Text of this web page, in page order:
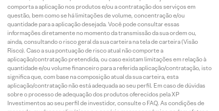
comporta a aplicação nos produtos e/ou a contratação dos serviços em
questão, bem como se há limitações de volume, concentração e/ou
quantidade para a aplicação desejada. Você pode consultar essas
informações diretamente no momento da transmissão da sua ordem ou,
ainda, consultando o risco geral da sua carteira na tela de carteira (Visão
Risco). Caso a sua pontuação de risco atual não comporte a
aplicação/contratação pretendida, ou caso existam limitações em relação à
quantidade e/ou volume financeiro para a referida aplicação/contratação, isto
significa que, com base na composição atual da sua carteira, esta
aplicação/contratação não está adequada ao seu perfil. Em caso de dúvidas
sobre o processo de adequação dos produtos oferecidos pela XP
Investimentos ao seu perfil de investidor, consulte o FAQ. As condições de